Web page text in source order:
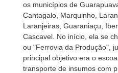
os municípios de
Cantagalo, Marquinho,
Laranjeiras, Guaraniaçu,
Cascavel. No início, ela se
ou "Ferrovia da Produção",
principal objetivo era o
transporte de insumos com